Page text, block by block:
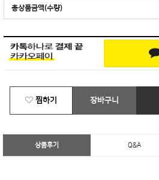
총상품금액(수량)
찜하기 장바구니
상품후기 Q&A